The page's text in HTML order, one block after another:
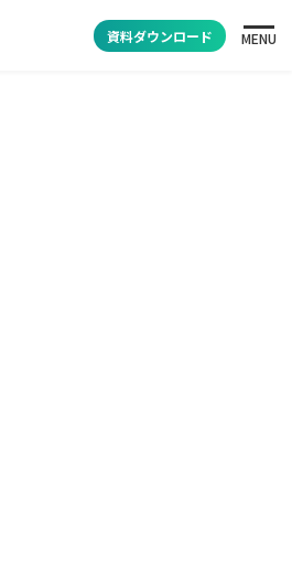
資料ダウンロード MENU